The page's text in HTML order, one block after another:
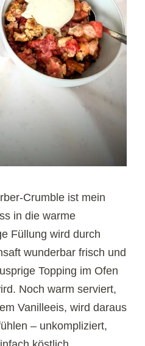
Crumble ist mein
in die warme
Füllung wird durch
wunderbar frisch und
Topping im Ofen
Noch warm serviert,
Vanilleeis, wird daraus
– unkompliziert,